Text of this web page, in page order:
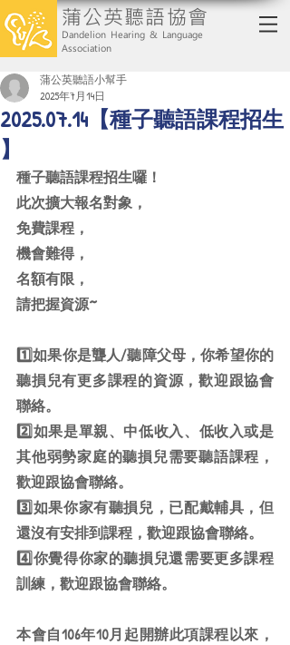
蒲公英聽語協會
Dandelion Hearing & Language
Association
2025.07.14【種子聽語課程招生
】
蒲公英聽語小幫手
2025年7月14日
種子聽語課程招生囉！
此次擴大報名對象，
免費課程，
機會難得，
名額有限，
請把握資源~
1️⃣如果你是聾人/聽障父母，你希望你的
聽損兒有更多課程的資源，歡迎跟協會
聯絡。
2️⃣如果是單親、中低收入、低收入或是
其他弱勢家庭的聽損兒需要聽語課程，
歡迎跟協會聯絡。
3️⃣如果你家有聽損兒，已配戴輔具，但
還沒有安排到課程，歡迎跟協會聯絡。
4️⃣你覺得你家的聽損兒還需要更多課程
訓練，歡迎跟協會聯絡。
本會自106年10月起開辦此項課程以來，